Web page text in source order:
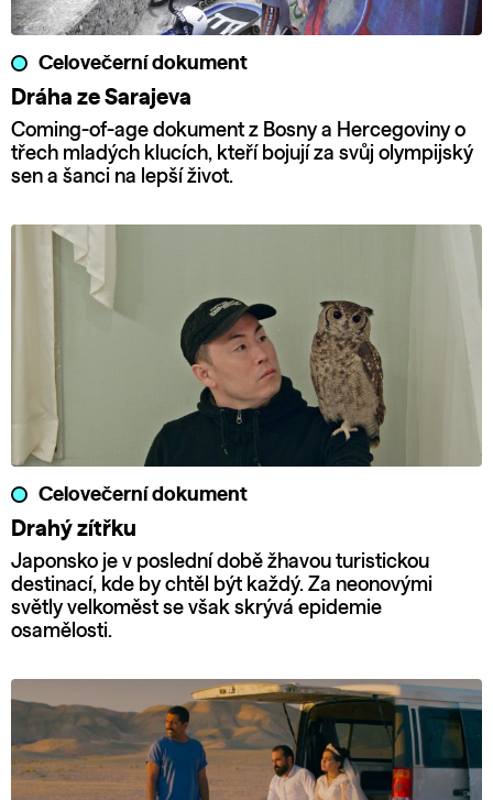
Celovečerní dokument
Dráha ze Sarajeva
Coming-of-age dokument z Bosny a Hercegoviny o
třech mladých klucích, kteří bojují za svůj olympijský
sen a šanci na lepší život.
Celovečerní dokument
Drahý zítřku
Japonsko je v poslední době žhavou turistickou
destinací, kde by chtěl být každý. Za neonovými
světly velkoměst se však skrývá epidemie
osamělosti.